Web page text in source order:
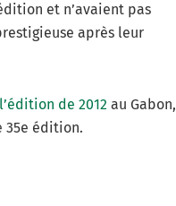
et n’avaient pas
après leur
l’édition de 2012 au Gabon,
35e édition.